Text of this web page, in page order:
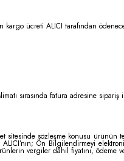
kargo ücreti ALICI tarafından
sırasında fatura adresine sipariş
sitesinde sözleşme konusu
Ön Bilgilendirmeyi
vergiler dâhil fiyatını,